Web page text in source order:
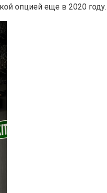
опцией еще в 2020 году.